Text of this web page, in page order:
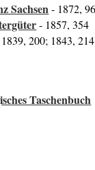
Sachsen- 1872,
- 1857, 354
200; 1843,
Taschenbuch